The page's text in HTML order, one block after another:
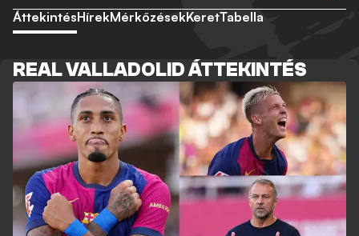
ÁttekintésHírekMérkőzésekKeretTabella
REAL VALLADOLID ÁTTEKINTÉS